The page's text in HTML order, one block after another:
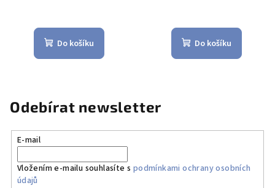
Do košíku Do košíku
Odebírat newsletter
E-mail
Vložením e-mailu souhlasíte s podmínkami ochrany osobních
údajů